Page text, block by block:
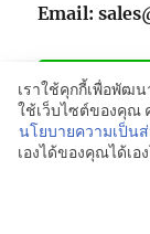
Email:
เราใช้คุกกี้เพื่อพัฒ
ใช้เว็บไซต์ของคุณ
นโยบายความเป็น
เองได้ของคุณได้เอ